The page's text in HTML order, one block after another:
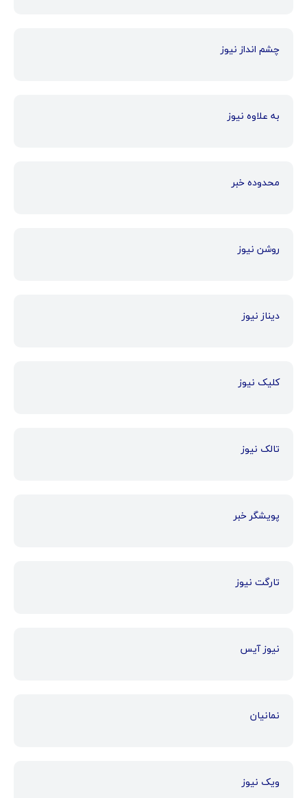
چشم انداز نیوز
به علاوه نیوز
محدوده خبر
روشن نیوز
دیناز نیوز
کلیک نیوز
تالک نیوز
پویشگر خبر
تارگت نیوز
نیوز آیس
نمانیان
ویک نیوز